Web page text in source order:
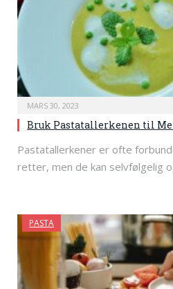
MARS 30, 2023
Bruk Pastatallerkenen til
Pastatallerkener er ofte
retter, men de kan selvfølgelig
PASTA